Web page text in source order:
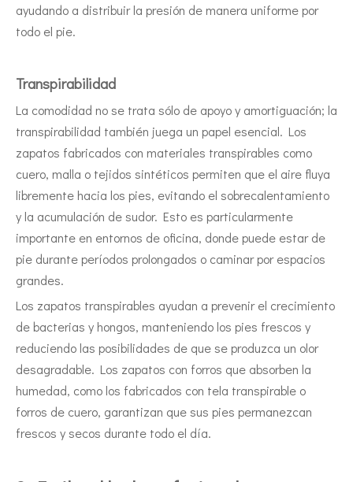
ayudando a distribuir la presión de manera uniforme por
todo el pie.
Transpirabilidad
La comodidad no se trata sólo de apoyo y amortiguación; la
transpirabilidad también juega un papel esencial. Los
zapatos fabricados con materiales transpirables como
cuero, malla o tejidos sintéticos permiten que el aire fluya
libremente hacia los pies, evitando el sobrecalentamiento
y la acumulación de sudor. Esto es particularmente
importante en entornos de oficina, donde puede estar de
pie durante períodos prolongados o caminar por espacios
grandes.
Los zapatos transpirables ayudan a prevenir el crecimiento
de bacterias y hongos, manteniendo los pies frescos y
reduciendo las posibilidades de que se produzca un olor
desagradable. Los zapatos con forros que absorben la
humedad, como los fabricados con tela transpirable o
forros de cuero, garantizan que sus pies permanezcan
frescos y secos durante todo el día.